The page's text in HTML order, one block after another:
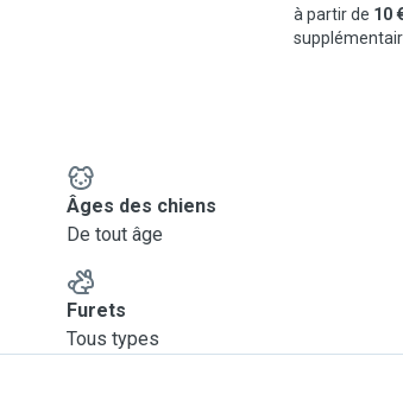
à partir de 10
Âges des chiens
De tout âge
Furets
Tous types